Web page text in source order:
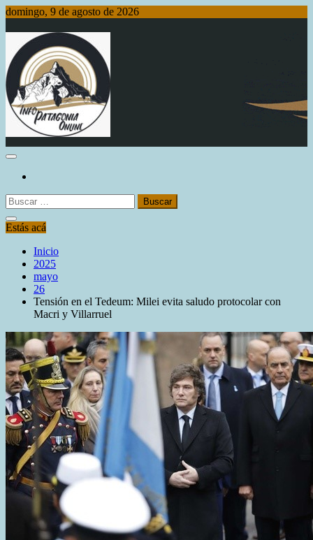
Saltar
contenido
domingo, 9 de agosto de 2026
Info Patagonia Online
Buscar:
Estás acá
Inicio
2025
mayo
26
Tensión en el Tedeum: Milei evita saludo protocolar con
Macri y Villarruel